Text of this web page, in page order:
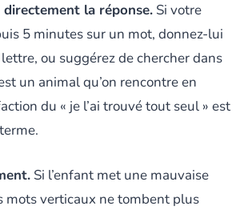
directement la réponse. Si votre
5 minutes sur un mot, donnez-lui
ou suggérez de chercher dans
un animal qu’on rencontre en
du « je l’ai trouvé tout seul » est
Si l’enfant met une mauvaise
mots verticaux ne tombent plus